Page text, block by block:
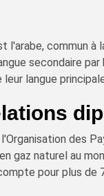
l'arabe, commun
secondaire
langue
des
gaz naturel au
pour plus de